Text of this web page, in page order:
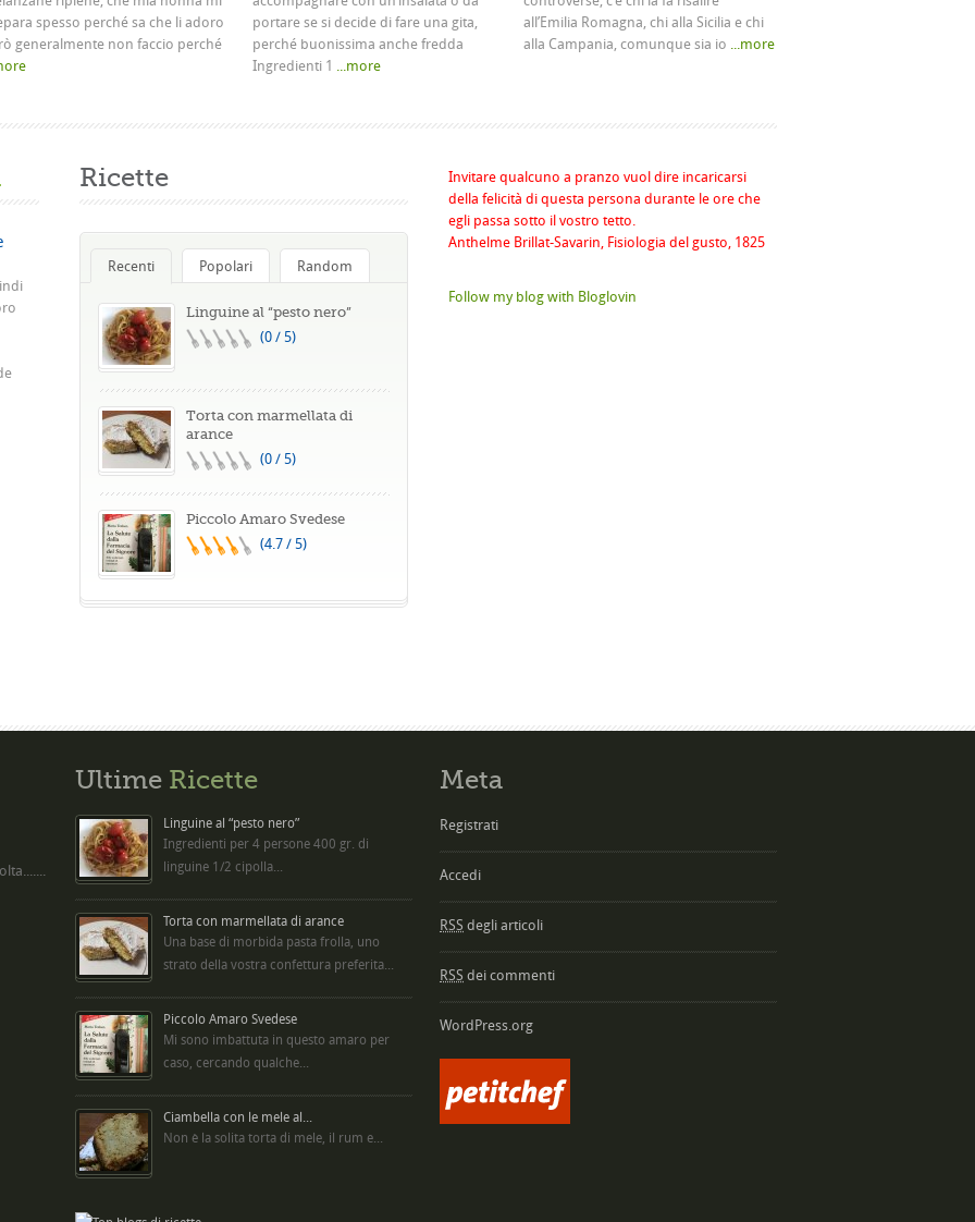
spesso perché sa che li adoro
generalmente non faccio perché
portare se si decide di fare una gita,
perché buonissima anche fredda
Ingredienti 1 ...more
all’Emilia Romagna, chi alla Sicilia e chi
alla Campania, comunque sia io ...more
Ricette
Recenti Popolari Random
Linguine al “pesto nero”
(0 / 5)
Torta con marmellata di
arance
(0 / 5)
Piccolo Amaro Svedese
(4.7 / 5)
Invitare qualcuno a pranzo vuol dire incaricarsi
della felicità di questa persona durante le ore che
egli passa sotto il vostro tetto.
Anthelme Brillat-Savarin, Fisiologia del gusto, 1825
Follow my blog with Bloglovin
Ultime Ricette
Linguine al “pesto nero”
Ingredienti per 4 persone 400 gr. di
linguine 1/2 cipolla...
Torta con marmellata di arance
Una base di morbida pasta frolla, uno
strato della vostra confettura preferita...
Piccolo Amaro Svedese
Mi sono imbattuta in questo amaro per
caso, cercando qualche...
Ciambella con le mele al...
Non è la solita torta di mele, il rum e...
Meta
Registrati
Accedi
RSS degli articoli
RSS dei commenti
WordPress.org